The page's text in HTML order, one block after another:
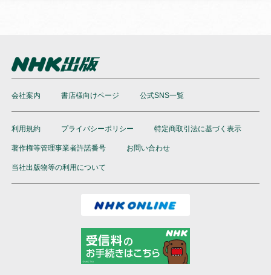
会社案内 書店様向けページ 公式SNS一覧
利用規約 プライバシーポリシー 特定商取引法に基づく表示
著作権等管理事業者許諾番号 お問い合わせ
当社出版物等の利用について